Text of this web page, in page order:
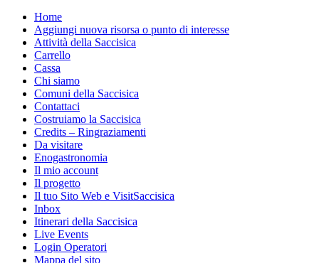
Home
Aggiungi nuova risorsa o punto di interesse
Attività della Saccisica
Carrello
Cassa
Chi siamo
Comuni della Saccisica
Contattaci
Costruiamo la Saccisica
Credits – Ringraziamenti
Da visitare
Enogastronomia
Il mio account
Il progetto
Il tuo Sito Web e VisitSaccisica
Inbox
Itinerari della Saccisica
Live Events
Login Operatori
Mappa del sito